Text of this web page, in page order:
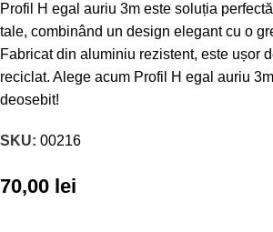
Profil H egal auriu 3m este soluția
tale, combinând un design elegant cu o
Fabricat din aluminiu rezistent, este ușor
reciclat. Alege acum Profil H egal auriu
deosebit!
SKU: 00216
70,00 lei